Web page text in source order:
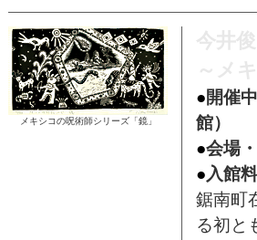
メキシコの呪術師シリーズ「鏡」
●開催
館）
●会場
●入館
鋸南町
る初と